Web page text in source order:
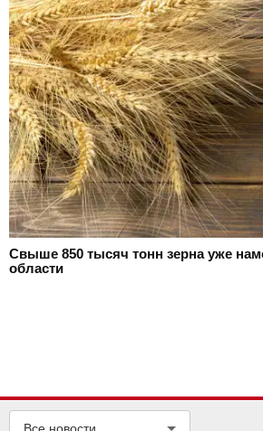
Свыше 850 тысяч тонн зерна уже
области
Все новости